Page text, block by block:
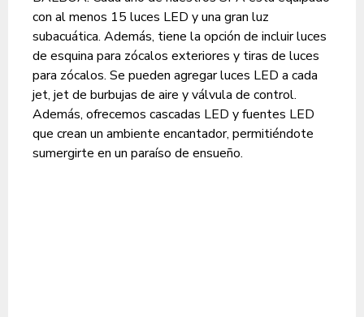
con al menos 15 luces LED y una gran luz
subacuática. Además, tiene la opción de incluir luces
de esquina para zócalos exteriores y tiras de luces
para zócalos. Se pueden agregar luces LED a cada
jet, jet de burbujas de aire y válvula de control.
Además, ofrecemos cascadas LED y fuentes LED
que crean un ambiente encantador, permitiéndote
sumergirte en un paraíso de ensueño.